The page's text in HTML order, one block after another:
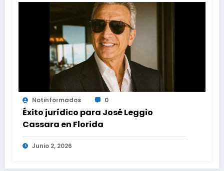
Notinformados 0
Éxito jurídico para José Leggio
Cassara en Florida
Junio 2, 2026